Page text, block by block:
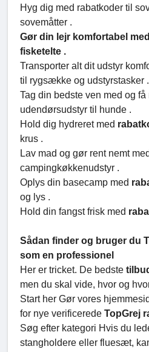
Hyg dig med rabatkoder til
sovemåtter .
Gør din lejr komfortabel
fisketelte .
Transporter alt dit udstyr
til rygsække og udstyrstasker .
Tag din bedste ven med og få
udendørsudstyr til hunde .
Hold dig hydreret med
krus .
Lav mad og gør rent nemt med
campingkøkkenudstyr .
Oplys din basecamp med
og lys .
Hold din fangst frisk med
Sådan finder og bruger du
som en professionel
Her er tricket. De bedste
men du skal vide, hvor og
Start her Gør vores
for nye verificerede TopGrej
Søg efter kategori Hvis du
stangholdere eller fluesæt,